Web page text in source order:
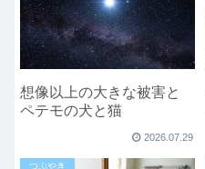
想像以上の大きな被害と
ペテモの犬と猫
2026.07.29
つぶやき